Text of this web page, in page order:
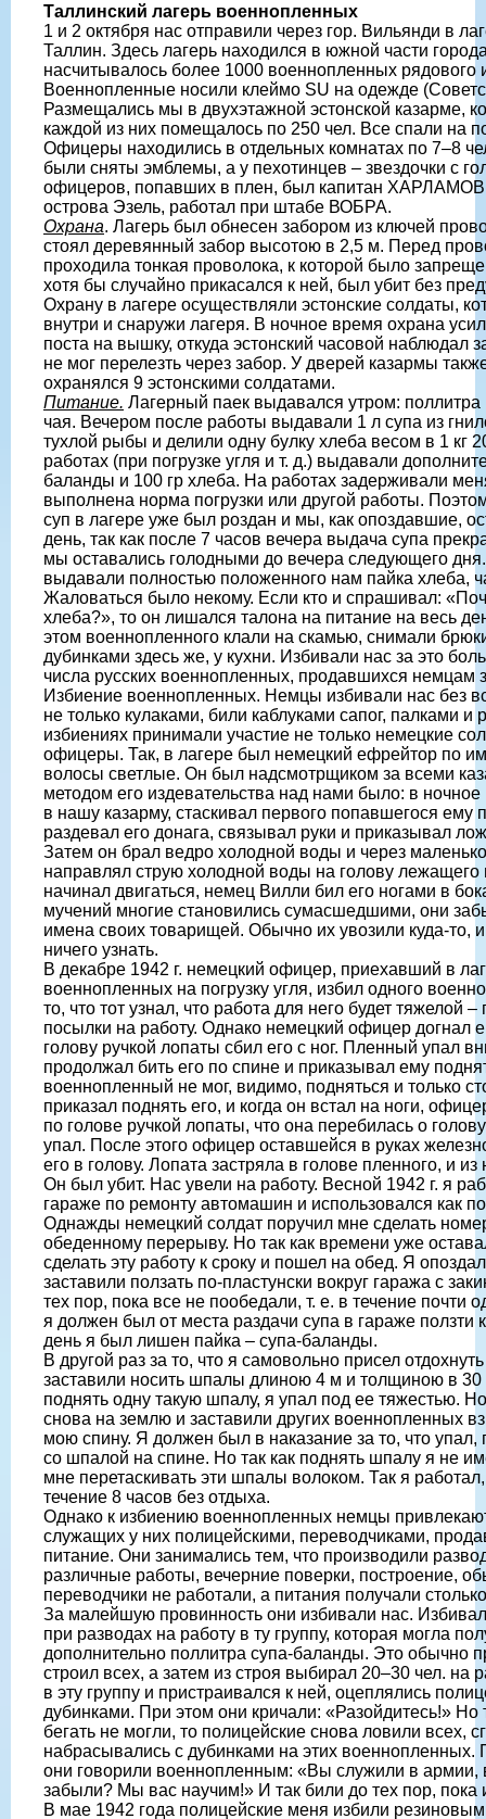
Таллинский лагерь военнопленных
1 и 2 октября нас отправили через гор. Вильянди в
Таллин. Здесь лагерь находился в южной части
насчитывалось более 1000 военнопленных рядового
Военнопленные носили клеймо SU на одежде
Размещались мы в двухэтажной эстонской казарме,
каждой из них помещалось по 250 чел. Все спали на
Офицеры находились в отдельных комнатах по 7–8
были сняты эмблемы, а у пехотинцев – звездочки с
офицеров, попавших в плен, был капитан ХАРЛАМОВ
острова Эзель, работал при штабе ВОБРА.
Охрана. Лагерь был обнесен забором из ключей
стоял деревянный забор высотою в 2,5 м. Перед
проходила тонкая проволока, к которой было
хотя бы случайно прикасался к ней, был убит без
Охрану в лагере осуществляли эстонские солдаты,
внутри и снаружи лагеря. В ночное время охрана
поста на вышку, откуда эстонский часовой наблюдал
не мог перелезть через забор. У дверей казармы
охранялся 9 эстонскими солдатами.
Питание. Лагерный паек выдавался утром:
чая. Вечером после работы выдавали 1 л супа из
тухлой рыбы и делили одну булку хлеба весом в 1 кг
работах (при погрузке угля и т. д.) выдавали
баланды и 100 гр хлеба. На работах задерживали
выполнена норма погрузки или другой работы.
суп в лагере уже был роздан и мы, как опоздавшие,
день, так как после 7 часов вечера выдача супа
мы оставались голодными до вечера следующего
выдавали полностью положенного нам пайка хлеба,
Жаловаться было некому. Если кто и спрашивал:
хлеба?», то он лишался талона на питание на весь
этом военнопленного клали на скамью, снимали
дубинками здесь же, у кухни. Избивали нас за это
числа русских военнопленных, продавшихся немцам
Избиение военнопленных. Немцы избивали нас без
не только кулаками, били каблуками сапог, палками
избиениях принимали участие не только немецкие
офицеры. Так, в лагере был немецкий ефрейтор по
волосы светлые. Он был надсмотрщиком за всеми
методом его издевательства над нами было: в
в нашу казарму, стаскивал первого попавшегося ему
раздевал его донага, связывал руки и приказывал
Затем он брал ведро холодной воды и через
направлял струю холодной воды на голову
начинал двигаться, немец Вилли бил его ногами в
мучений многие становились сумасшедшими, они
имена своих товарищей. Обычно их увозили куда-то,
ничего узнать.
В декабре 1942 г. немецкий офицер, приехавший в
военнопленных на погрузку угля, избил одного
то, что тот узнал, что работа для него будет тяжелой
посылки на работу. Однако немецкий офицер догнал
голову ручкой лопаты сбил его с ног. Пленный упал
продолжал бить его по спине и приказывал ему
военнопленный не мог, видимо, подняться и только
приказал поднять его, и когда он встал на ноги,
по голове ручкой лопаты, что она перебилась о
упал. После этого офицер оставшейся в руках
его в голову. Лопата застряла в голове пленного, и
Он был убит. Нас увели на работу. Весной 1942 г. я
гараже по ремонту автомашин и использовался как
Однажды немецкий солдат поручил мне сделать
обеденному перерыву. Но так как времени уже
сделать эту работу к сроку и пошел на обед. Я
заставили ползать по-пластунски вокруг гаража с
тех пор, пока все не пообедали, т. е. в течение почти
я должен был от места раздачи супа в гараже ползти
день я был лишен пайка – супа-баланды.
В другой раз за то, что я самовольно присел
заставили носить шпалы длиною 4 м и толщиною в 30
поднять одну такую шпалу, я упал под ее тяжестью.
снова на землю и заставили других военнопленных
мою спину. Я должен был в наказание за то, что упал,
со шпалой на спине. Но так как поднять шпалу я не
мне перетаскивать эти шпалы волоком. Так я
течение 8 часов без отдыха.
Однако к избиению военнопленных немцы
служащих у них полицейскими, переводчиками,
питание. Они занимались тем, что производили
различные работы, вечерние поверки, построение,
переводчики не работали, а питания получали
За малейшую провинность они избивали нас.
при разводах на работу в ту группу, которая могла
дополнительно поллитра супа-баланды. Это обычно
строил всех, а затем из строя выбирал 20–30 чел. на
в эту группу и пристраивался к ней, оцеплялись
дубинками. При этом они кричали: «Разойдитесь!» Но
бегать не могли, то полицейские снова ловили всех,
набрасывались с дубинками на этих
они говорили военнопленным: «Вы служили в армии,
забыли? Мы вас научим!» И так били до тех пор,
В мае 1942 года полицейские меня избили